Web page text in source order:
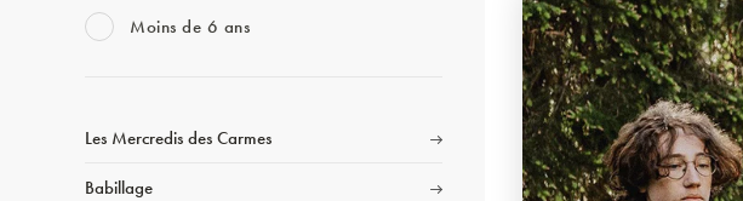
Moins de 6 ans
Les Mercredis des Carmes
Babillage